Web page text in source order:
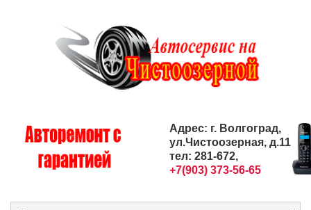
Адрес: г. Волгоград,
ул.Чистоозерная, д.11
тел: 281-672,
+7(903) 373-56-65